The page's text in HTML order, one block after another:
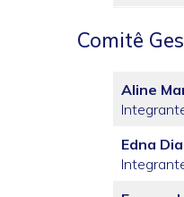
Comitê
Aline
Edna